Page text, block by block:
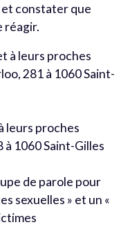
constater que
réagir.
à leurs proches
281 à 1060 Saint-
leurs proches
à 1060 Saint-Gilles
de parole pour
sexuelles » et un «